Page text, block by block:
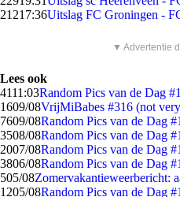
21217:36Uitslag FC Groningen -
▼ Advertentie
Lees ook
4111:03Random Pics van de Dag
1609/08VrijMiBabes #316 (not
7609/08Random Pics van de Dag
3508/08Random Pics van de Dag
2007/08Random Pics van de Dag
3806/08Random Pics van de Dag
505/08Zomervakantieweerbericht:
1205/08Random Pics van de Dag